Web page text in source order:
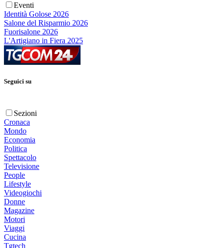
Eventi
Identità Golose 2026
Salone del Risparmio 2026
Fuorisalone 2026
L'Artigiano in Fiera 2025
Seguici su
Sezioni
Cronaca
Mondo
Economia
Politica
Spettacolo
Televisione
People
Lifestyle
Videogiochi
Donne
Magazine
Motori
Viaggi
Cucina
Tgtech